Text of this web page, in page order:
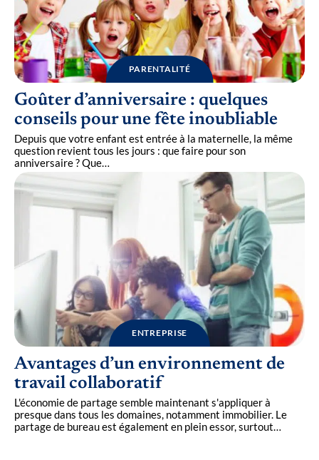
PARENTALITÉ
Goûter d’anniversaire : quelques
conseils pour une fête inoubliable
Depuis que votre enfant est entrée à la maternelle, la même
question revient tous les jours : que faire pour son
anniversaire ? Que…
ENTREPRISE
Avantages d’un environnement de
travail collaboratif
L'économie de partage semble maintenant s'appliquer à
presque dans tous les domaines, notamment immobilier. Le
partage de bureau est également en plein essor, surtout…